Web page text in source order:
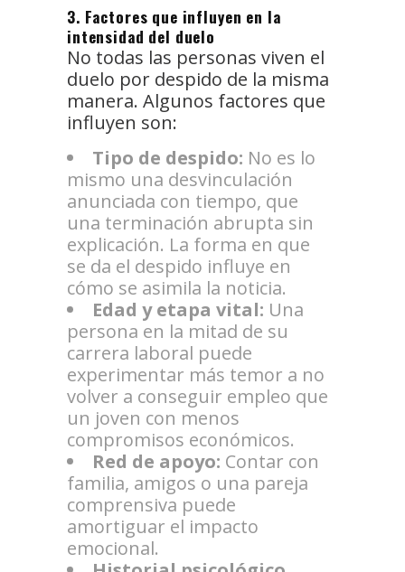
3. Factores que influyen en la
intensidad del duelo
No todas las personas viven el
duelo por despido de la misma
manera. Algunos factores que
influyen son:
Tipo de despido: No es lo
mismo una desvinculación
anunciada con tiempo, que
una terminación abrupta sin
explicación. La forma en que
se da el despido influye en
cómo se asimila la noticia.
Edad y etapa vital: Una
persona en la mitad de su
carrera laboral puede
experimentar más temor a no
volver a conseguir empleo que
un joven con menos
compromisos económicos.
Red de apoyo: Contar con
familia, amigos o una pareja
comprensiva puede
amortiguar el impacto
emocional.